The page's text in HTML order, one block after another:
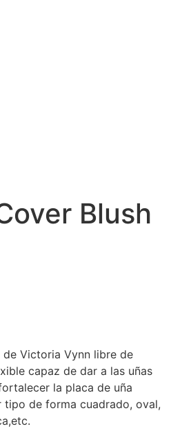
Blush
Victoria Vynn libre de
capaz de dar a las uñas
la placa de uña
tipo de forma cuadrado, oval,